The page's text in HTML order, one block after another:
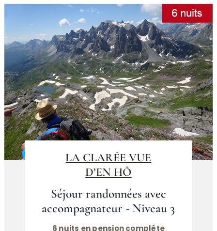
LA CLARÉE VUE
D’EN HÔ
Séjour randonnées avec
accompagnateur - Niveau 3
6 nuits en pension complète